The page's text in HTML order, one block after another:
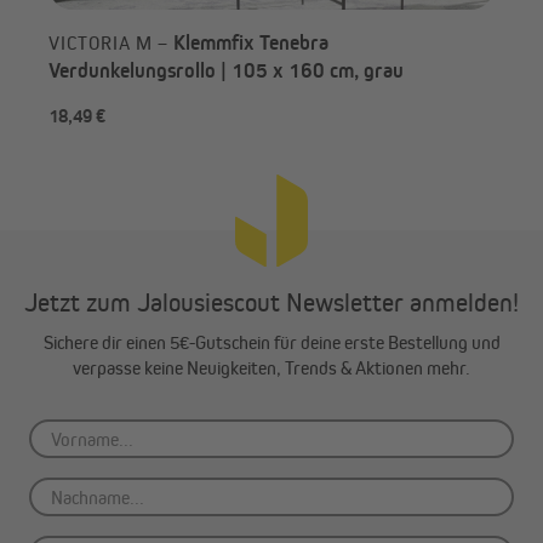
Variable Bedienung mit Kettenzug
und präzise bedienen. Das leichtgängige Getriebe kann je nach
Die Bestellbreite umfasst die Gesamtbreite des Rollos,
die Stoffbreite beträgt ca. 4 cm weniger. Unsere
Maßanleitung informiert dich über weitere Details, die
Die Sicherheit deiner Kinder ist uns ein großes Anliegen.
VICTORIA M – Klemmfix Tenebra
Verdunkelungsrollo | 105 x 160 cm, grau
18,49 €
Jetzt zum Jalousiescout Newsletter anmelden!
Sichere dir einen 5€-Gutschein für deine erste Bestellung und
verpasse keine Neuigkeiten, Trends & Aktionen mehr.